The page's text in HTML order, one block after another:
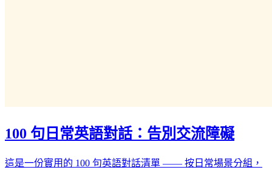
100 句日常英語對話：告別交流障礙
這是一份實用的 100 句英語對話清單 —— 按日常場景分組，